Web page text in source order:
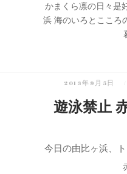
かまくら凛の日々
浜 海のいろとこころ
2013年9月5日
遊泳禁止
今日の由比ヶ浜、